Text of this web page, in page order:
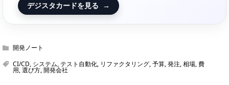
デジスタカードを見る →
開発ノート
CI/CD, システム,テスト自動化, リファクタリング,予算,発注,相場,費
用,選び方,開発会社